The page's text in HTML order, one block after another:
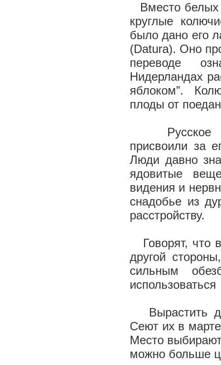
Вместо белых
круглые
было дано его
(Datura). Оно
переводе
Нидерландах
яблоком”.
плоды от
Русское
присвоили за
Люди давно
ядовитые
видения и
снадобье из
расстройству.
Говорят, что
другой
сильным
Вырастить
Сеют их в
Место
можно больше